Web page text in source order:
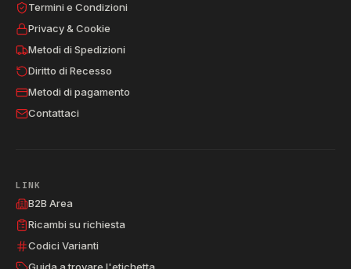
Termini e Condizioni
Privacy & Cookie
Metodi di Spedizioni
Diritto di Recesso
Metodi di pagamento
Contattaci
LINK
B2B Area
Ricambi su richiesta
Codici Varianti